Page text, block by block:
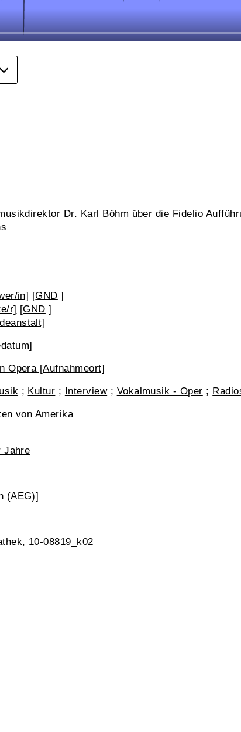
Dr. Karl Böhm über die Fidelio
in] [GND ]
r] [GND ]
Opera [Aufnahmeort]
; Kultur ; Interview; Vokalmusik - Oper ;
von Amerika
Jahre
(AEG)]
10-08819_k02